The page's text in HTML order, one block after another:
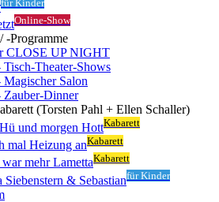
für Kinder
Online-Show
-Programme
CLOSE UP NIGHT
Theater-Shows
Salon
Dinner
(Torsten Pahl + Ellen Schaller)
und morgen HottKabarett
mal Heizung anKabarett
mehr LamettaKabarett
& Sebastianfür Kinder